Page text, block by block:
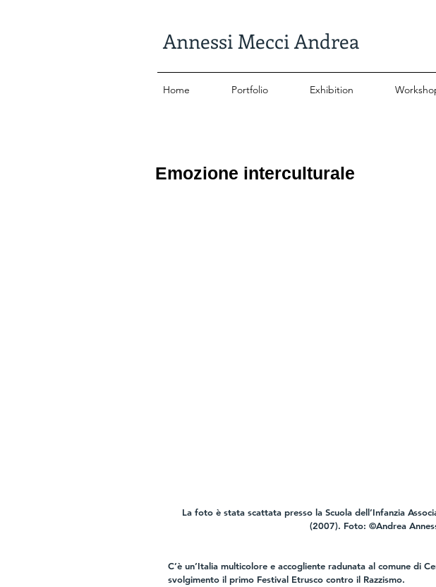
Annessi Mecci Andrea
Home Portfolio Exhibition
Emozione interculturale
La foto è stata scattata presso la Scuola dell’Infanzia
(2007). Foto: ©Andrea
C’è un’Italia multicolore e accogliente radunata al comune di
svolgimento il primo Festival Etrusco contro il Razzismo.